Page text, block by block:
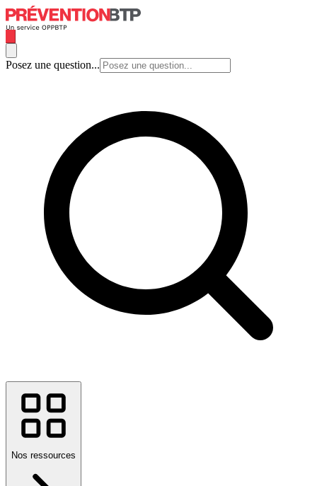
Posez une question...
Nos ressources